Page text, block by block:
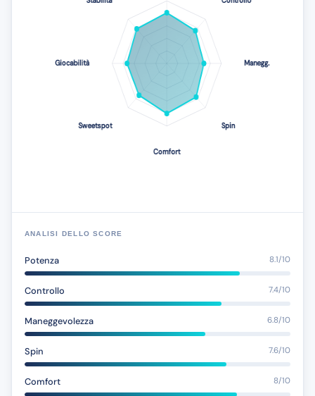
ANALISI DELLO SCORE
Potenza 8.1/10
Controllo 7.4/10
Maneggevolezza 6.8/10
Spin 7.6/10
Comfort 8/10